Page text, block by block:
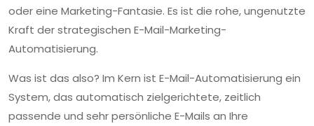
oder eine Marketing-Fantasie. Es ist die rohe, ungenutzte
Kraft der strategischen E-Mail-Marketing-
Automatisierung.
Was ist das also? Im Kern ist E-Mail-Automatisierung ein
System, das automatisch zielgerichtete, zeitlich
passende und sehr persönliche E-Mails an Ihre